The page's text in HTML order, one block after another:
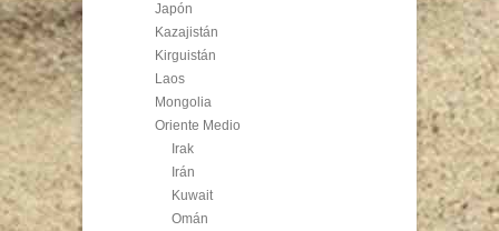
Japón
Kazajistán
Kirguistán
Laos
Mongolia
Oriente Medio
Irak
Irán
Kuwait
Omán